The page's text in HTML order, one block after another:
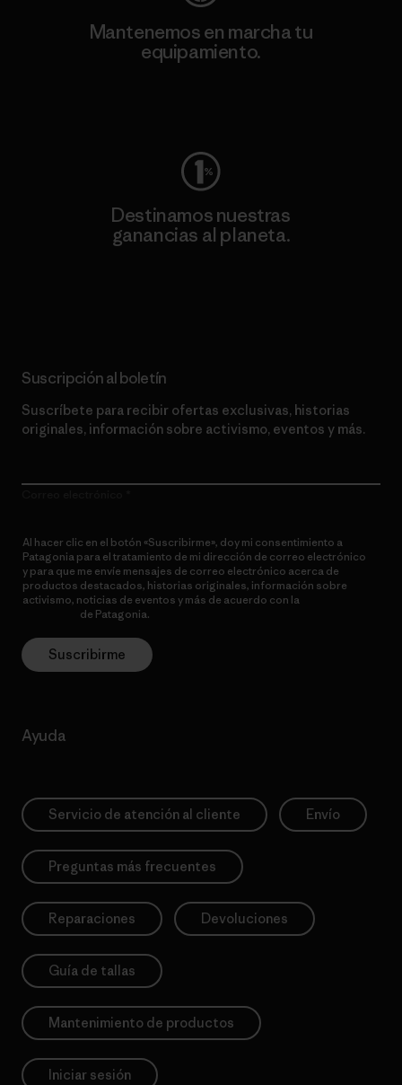
Mantenemos en marcha tu
equipamiento.
Destinamos nuestras
ganancias al planeta.
Suscripción al boletín
Suscríbete para recibir ofertas exclusivas, historias
originales, información sobre activismo, eventos y más.
Al hacer clic en el botón «Suscribirme», doy mi consentimiento a
Patagonia para el tratamiento de mi dirección de correo electrónico
y para que me envíe mensajes de correo electrónico acerca de
productos destacados, historias originales, información sobre
activismo, noticias de eventos y más de acuerdo con la
de Patagonia.
Suscribirme
Ayuda
Servicio de atención al cliente Envío
Preguntas más frecuentes
Reparaciones Devoluciones
Guía de tallas
Mantenimiento de productos
Iniciar sesión